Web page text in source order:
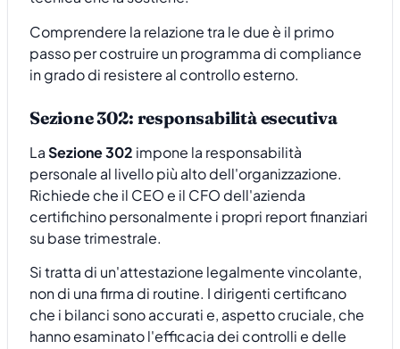
Comprendere la relazione tra le due è il primo
passo per costruire un programma di compliance
in grado di resistere al controllo esterno.
Sezione 302: responsabilità esecutiva
LaSezione 302 impone la responsabilità
personale al livello più alto dell'organizzazione.
Richiede che il CEO e il CFO dell'azienda
certifichino personalmente i propri report finanziari
su base trimestrale.
Si tratta di un'attestazione legalmente vincolante,
non di una firma di routine. I dirigenti certificano
che i bilanci sono accurati e, aspetto cruciale, che
hanno esaminato l'efficacia dei controlli e delle